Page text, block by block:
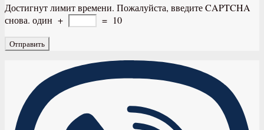
Достигнут лимит времени. Пожалуйста, введите CAPTCHA
снова. один + = 10